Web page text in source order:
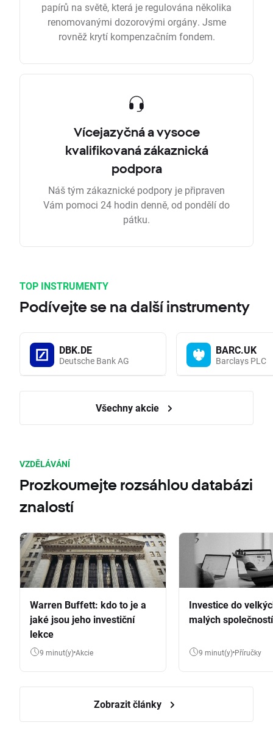
papírů na světě, která je regulována několika
renomovanými dozorovými orgány. Jsme
rovněž krytí kompenzačním fondem.
Vícejazyčná a vysoce
kvalifikovaná zákaznická
podpora
Náš tým zákaznické podpory je připraven
Vám pomoci 24 hodin denně, od pondělí do
pátku.
TOP INSTRUMENTY
Podívejte se na další instrumenty
DBK.DE
Deutsche Bank AG
BARC.UK
Barclays PLC
Všechny akcie
VZDĚLÁVÁNÍ
Prozkoumejte rozsáhlou databázi
znalostí
Warren Buffett: kdo to je a
jaké jsou jeho investiční
lekce
9 minut(y) Akcie
Investice do
malých společností
9 minut(y) Příručky
Zobrazit články